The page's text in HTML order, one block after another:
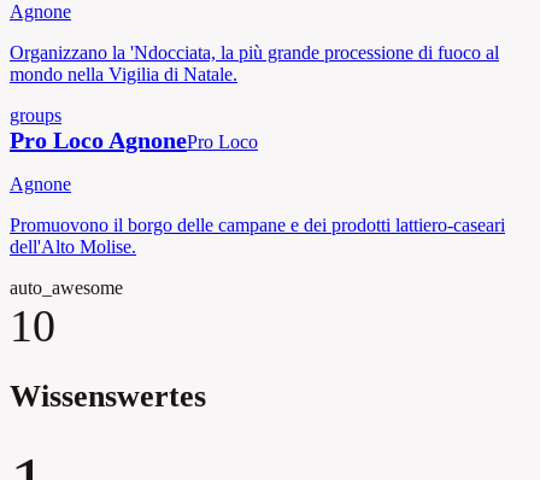
Agnone
Organizzano la 'Ndocciata, la più grande processione di fuoco al
mondo nella Vigilia di Natale.
groups
Pro Loco AgnonePro Loco
Agnone
Promuovono il borgo delle campane e dei prodotti lattiero-caseari
dell'Alto Molise.
auto_awesome
10
Wissenswertes